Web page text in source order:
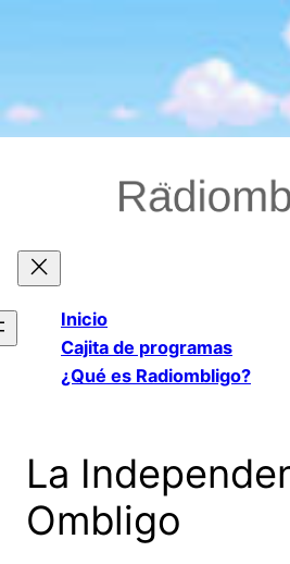
Inicio
Cajita de programas
¿Qué es Radiombligo?
La
Ombligo